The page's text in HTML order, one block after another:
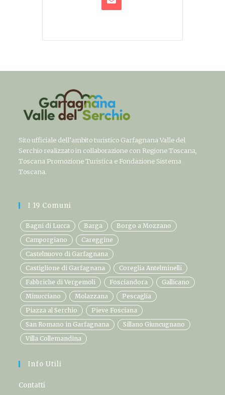
Sito ufficiale dell’ambito turistico Garfagnana Valle del
Serchio realizzato in collaborazione con Regione Toscana,
Toscana Promozione Turistica e Fondazione Sistema
Toscana.
I 19 Comuni
Bagni di Lucca Barga
Borgo a Mozzano
Camporgiano
Careggine
Castelnuovo di Garfagnana
Castiglione di Garfagnana
Coreglia Antelminelli
Fabbriche di Vergemoli
Fosciandora
Gallicano
Minucciano
Molazzana
Pescaglia
Piazza al Serchio
Pieve Fosciana
San Romano in Garfagnana
Sillano Giuncugnano
Villa Collemandina
Info Utili
Contatti